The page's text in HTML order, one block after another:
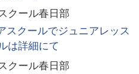
クール春日部
スクールでジュニアレッス
は詳細にて
クール春日部